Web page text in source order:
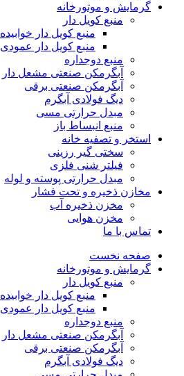
گرمایش و موتورخانه
منبع کویل دار
منبع کویل دار خوابیده
منبع کویل دار عمودی
منبع دوجداره
آبگرمکن صنعتی مشعل دار
آبگرمکن صنعتی برقی
دیگ فولادی آبگرم
مبدل حرارتی مسی
منبع انبساط باز
استخر و تصفیه خانه
سختی گیر رزینی
فیلتر شنی فلزی
مبدل حرارتی پوسته و لوله
مخازن ذخیره و تحت فشار
مخزن ذخیره آب
مخزن هوایی
تماس با ما
صفحه نخست
گرمایش و موتورخانه
منبع کویل دار
منبع کویل دار خوابیده
منبع کویل دار عمودی
منبع دوجداره
آبگرمکن صنعتی مشعل دار
آبگرمکن صنعتی برقی
دیگ فولادی آبگرم